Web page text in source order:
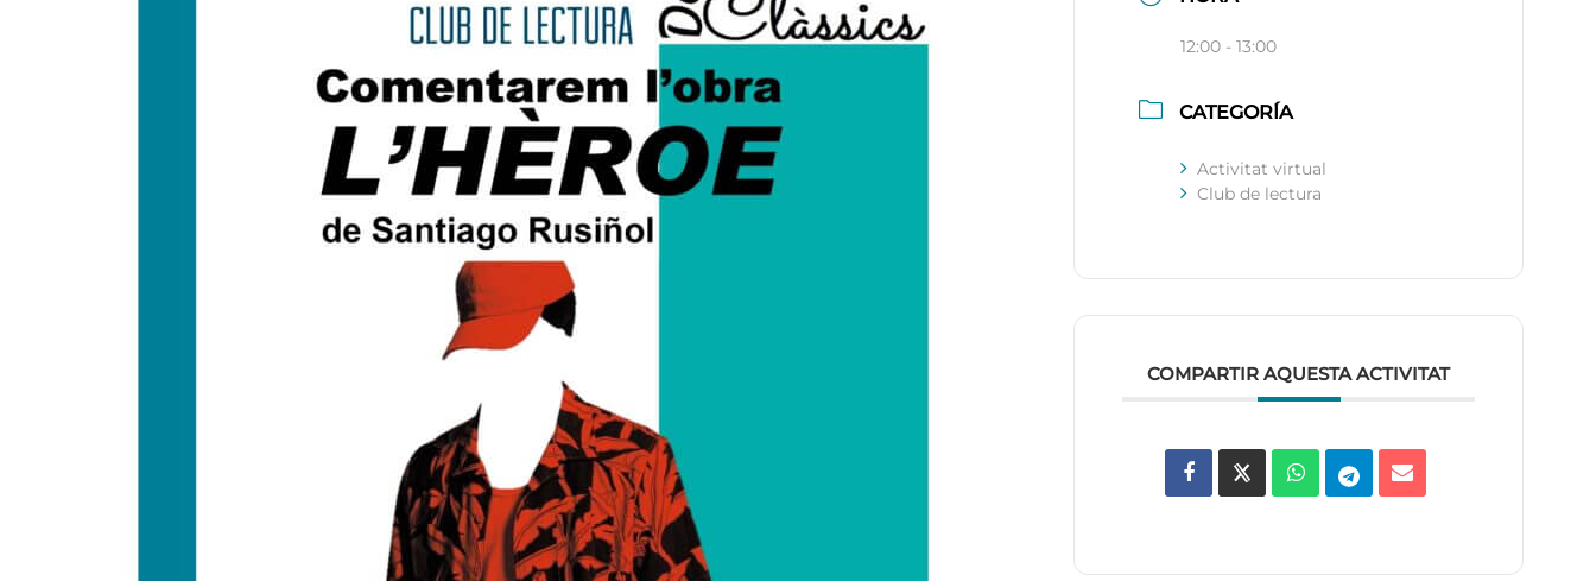
12:00 - 13:00
CATEGORÍA
Activitat virtual
Club de lectura
COMPARTIR AQUESTA ACTIVITAT